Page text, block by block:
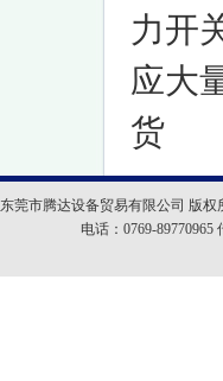
力开
应大
货
东莞市腾达设备贸易有限公司 版权
电话：0769-89770965